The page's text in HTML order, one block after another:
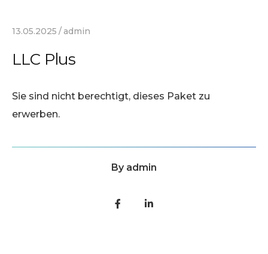
13.05.2025 admin
LLC Plus
Sie sind nicht berechtigt, dieses Paket zu
erwerben.
By admin